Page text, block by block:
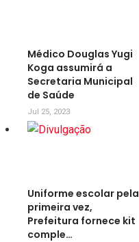
Médico Douglas Yugi
Koga assumirá a
Secretaria Municipal
de Saúde
Jul 25, 2023
Uniforme escolar pela
primeira vez,
Prefeitura fornece kit
comple…